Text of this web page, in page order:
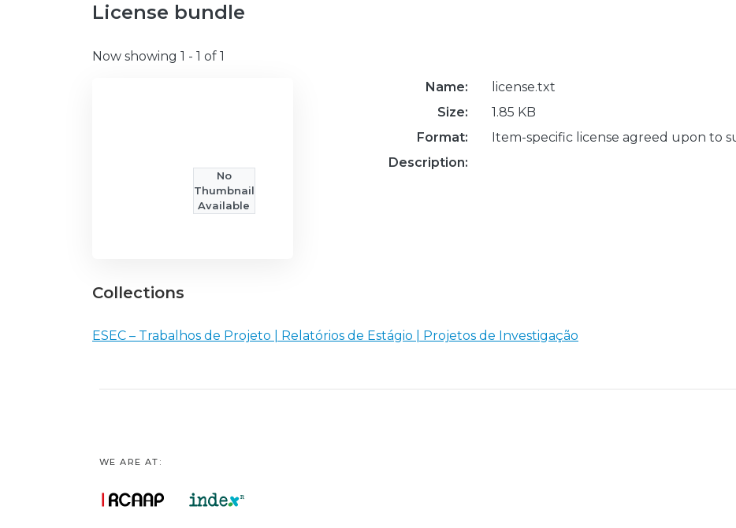
License bundle
Now showing 1 - 1 of 1
No
Thumbnail
Available
Name:
license.txt
Size:
1.85 KB
Format:
Item-specific license agreed upon to
Description:
Collections
ESEC – Trabalhos de Projeto | Relatórios de Estágio | Projetos de Investigação
WE ARE AT: